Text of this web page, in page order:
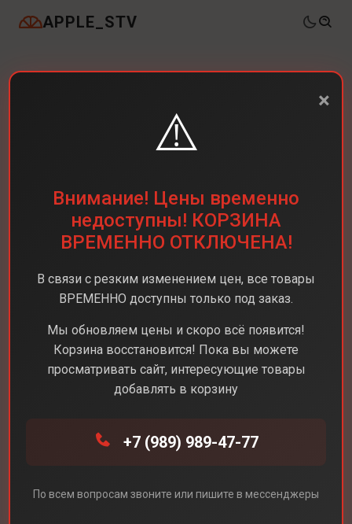
APPLE_STV
Samsung Galaxy A07
×
⚠️
Внимание! Цены временно
недоступны! КОРЗИНА
ВРЕМЕННО ОТКЛЮЧЕНА!
В связи с резким изменением цен, все товары
ВРЕМЕННО доступны только под заказ.
Мы обновляем цены и скоро всё появится!
Корзина восстановится! Пока вы можете
просматривать сайт, интересующие товары
добавлять в корзину
+7 (989) 989-47-77
По всем вопросам звоните или пишите в мессенджеры